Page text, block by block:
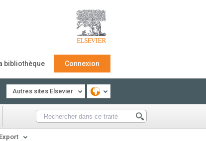
bibliothèque Connexion
Autres sites Elsevier
Export